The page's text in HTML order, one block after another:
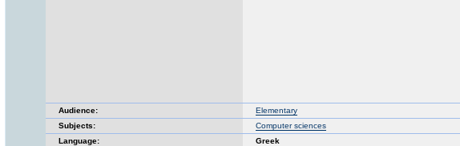
Audience:
Elementary
Subjects:
Computer sciences
Language:
Greek